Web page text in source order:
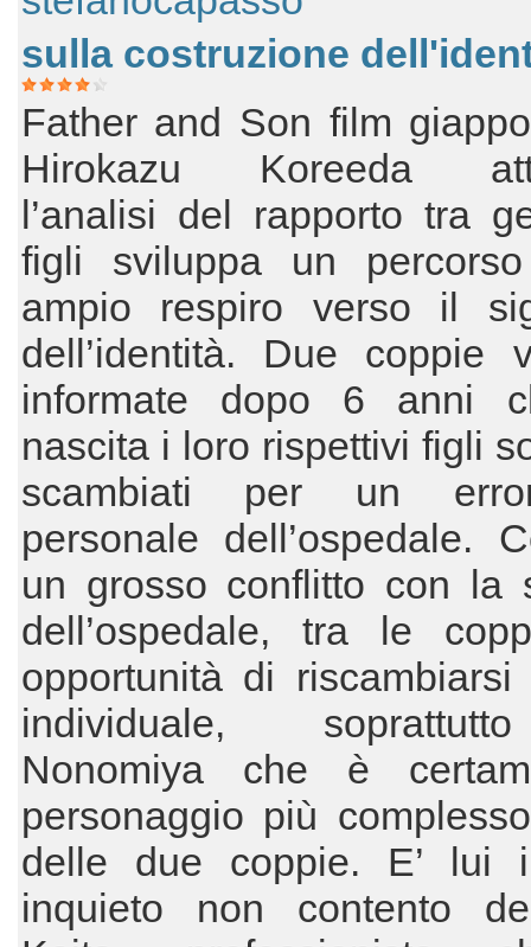
sulla costruzione
Father and Son film
Hirokazu Koreeda
l’analisi del rapporto tra
figli sviluppa un
ampio respiro verso il
dell’identità. Due coppie
informate dopo 6 anni
nascita i loro rispettivi figli
scambiati per un
personale dell’ospedale.
un grosso conflitto con la
dell’ospedale, tra le
opportunità di
individuale,
Nonomiya che è
personaggio più
delle due coppie. E’ lui
inquieto non contento